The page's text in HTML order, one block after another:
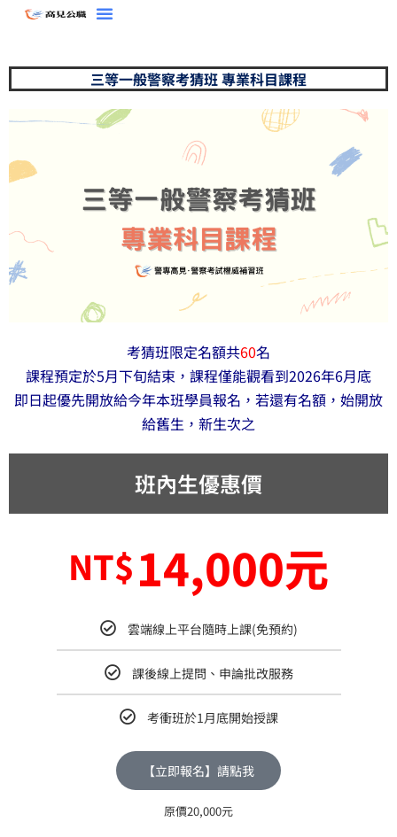
三等一般警察考猜班 專業科目課程
考猜班限定名額共60名
課程預定於5月下旬結束，課程僅能觀看到2026年6月底
即日起優先開放給今年本班學員報名，若還有名額，始開放
給舊生，新生次之
班內生優惠價
NT$14,000元
雲端線上平台隨時上課(免預約)
課後線上提問、申論批改服務
考衝班於1月底開始授課
【立即報名】請點我
原價20,000元